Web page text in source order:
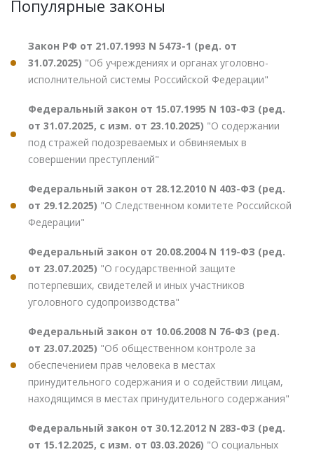
Популярные законы
Закон РФ от 21.07.1993 N 5473-1 (ред. от
31.07.2025) "Об учреждениях и органах уголовно-
исполнительной системы Российской Федерации"
Федеральный закон от 15.07.1995 N 103-ФЗ (ред.
от 31.07.2025, с изм. от 23.10.2025) "О содержании
под стражей подозреваемых и обвиняемых в
совершении преступлений"
Федеральный закон от 28.12.2010 N 403-ФЗ (ред.
от 29.12.2025) "О Следственном комитете Российской
Федерации"
Федеральный закон от 20.08.2004 N 119-ФЗ (ред.
от 23.07.2025) "О государственной защите
потерпевших, свидетелей и иных участников
уголовного судопроизводства"
Федеральный закон от 10.06.2008 N 76-ФЗ (ред.
от 23.07.2025) "Об общественном контроле за
обеспечением прав человека в местах
принудительного содержания и о содействии лицам,
находящимся в местах принудительного содержания"
Федеральный закон от 30.12.2012 N 283-ФЗ (ред.
от 15.12.2025, с изм. от 03.03.2026) "О социальных